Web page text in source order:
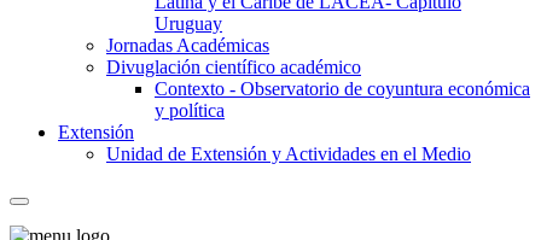
Uruguay
Jornadas Académicas
Divuglación científico académico
Contexto - Observatorio de coyuntura económica
y política
Extensión
Unidad de Extensión y Actividades en el Medio